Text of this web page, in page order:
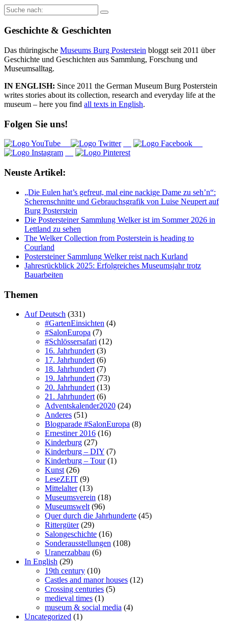
Suche
nach:
Geschichte & Geschichten
Das thüringische Museums Burg Posterstein bloggt seit 2011 über
Geschichte und Geschichten aus Sammlung, Forschung und
Museumsalltag.
IN ENGLISH: Since 2011 the German Museum Burg Posterstein
writes stories about its collection, research and everyday life at the
museum – here you find all texts in English.
Folgen Sie uns!
Neuste Artikel:
„Die Eulen hat’s gefreut, mal eine nackige Dame zu seh’n“:
Scherenschnitte und Gebrauchsgrafik von Luise Neupert auf
Burg Posterstein
Die Postersteiner Sammlung Welker ist im Sommer 2026 in
Lettland zu sehen
The Welker Collection from Posterstein is heading to
Courland
Postersteiner Sammlung Welker reist nach Kurland
Jahresrückblick 2025: Erfolgreiches Museumsjahr trotz
Bauarbeiten
Themen
Auf Deutsch (331)
#GartenEinsichten (4)
#SalonEuropa (7)
#Schlössersafari (12)
16. Jahrhundert (3)
17. Jahrhundert (6)
18. Jahrhundert (7)
19. Jahrhundert (73)
20. Jahrhundert (13)
21. Jahrhundert (6)
Adventskalender2020 (24)
Anderes (51)
Blogparade #SalonEuropa (8)
Ernestiner 2016 (16)
Kinderburg (27)
Kinderburg – DIY (7)
Kinderburg – Tour(1)
Kunst (26)
LeseZEIT (9)
Mittelalter(13)
Museumsverein (18)
Museumswelt (96)
Quer durch die Jahrhunderte (45)
Rittergüter(29)
Salongeschichte (16)
Sonderausstellungen (108)
Uranerzabbau (6)
In English (29)
19th century (10)
Castles and manor houses (12)
Crossing centuries (5)
medieval times (1)
museum & social media (4)
Uncategorized (1)